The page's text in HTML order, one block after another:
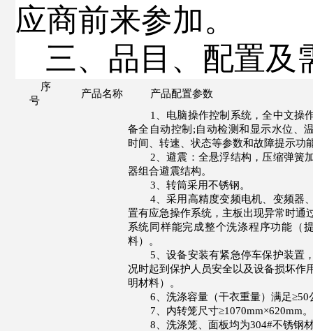
应商前来参加。
三、 品目、配置及
序
号
产品名称 产品配置参数
1、 电脑操作控制系统，全中文操
备全自动控制 ;自动检测和显示水位、
时间、转速、状态等参数和故障提示功
2 、避震 ： 全悬浮结构，压缩弹簧
器组合避震结构。
3 、转筒采用不锈钢。
4、采用高精度变频电机、变频器
置有应急操作系统，主板出现异常时通
系统同样能完成整个洗涤程序功能（
料）。
5 、设备安装有紧急停车保护装置
况时起到保护人员安全以及设备损坏作
明材料）。
6 、洗涤容量（干衣重量）满足≥50
7 、内转笼尺寸≥1070mm×620mm。
8 、洗涤笼、面板均为304#不锈钢